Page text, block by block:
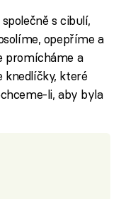
s cibulí,
opepříme a
promícháme a
knedlíčky, které
li, aby byla